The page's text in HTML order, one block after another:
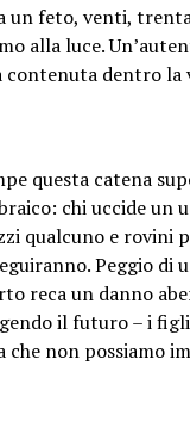
un feto, venti,
alla luce.
contenuta dentro la
questa catena
chi uccide un
qualcuno e rovini
Peggio di
reca un danno
il futuro – i
che non possiamo